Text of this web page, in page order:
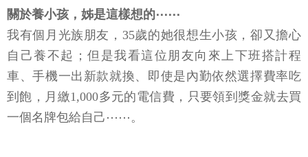
關於養小孩，姊是這樣想的⋯⋯
我有個月光族朋友，35歲的她很想生小孩，卻又擔心
自己養不起；但是我看這位朋友向來上下班搭計程
車、手機一出新款就換、即使是內勤依然選擇費率吃
到飽，月繳1,000多元的電信費，只要領到獎金就去買
一個名牌包給自己⋯⋯。